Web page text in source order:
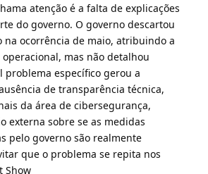
atenção é a falta de explicações
do governo. O governo descartou
na ocorrência de maio, atribuindo a
mas não detalhou
problema específico gerou a
de transparência técnica,
da área de cibersegurança,
externa sobre se as medidas
pelo governo são realmente
que o problema se repita nos
Show